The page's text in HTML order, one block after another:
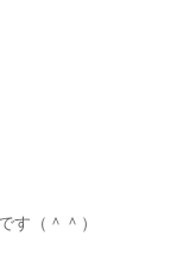
す（＾＾）